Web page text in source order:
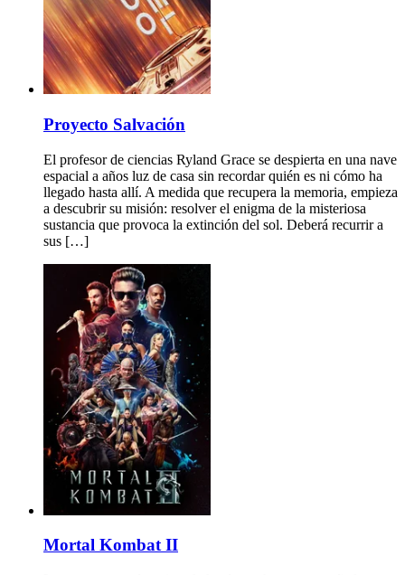
Proyecto Salvación
El profesor de ciencias Ryland Grace se despierta en una nave
espacial a años luz de casa sin recordar quién es ni cómo ha
llegado hasta allí. A medida que recupera la memoria, empieza
a descubrir su misión: resolver el enigma de la misteriosa
sustancia que provoca la extinción del sol. Deberá recurrir a
sus […]
Mortal Kombat II